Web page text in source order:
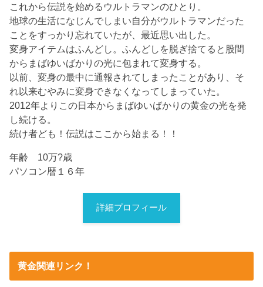
これから伝説を始めるウルトラマンのひとり。
地球の生活になじんでしまい自分がウルトラマンだった
ことをすっかり忘れていたが、最近思い出した。
変身アイテムはふんどし。ふんどしを脱ぎ捨てると股間
からまばゆいばかりの光に包まれて変身する。
以前、変身の最中に通報されてしまったことがあり、そ
れ以来むやみに変身できなくなってしまっていた。
2012年よりこの日本からまばゆいばかりの黄金の光を発
し続ける。
続け者ども！伝説はここから始まる！！
年齢 10万?歳
パソコン暦１６年
詳細プロフィール
黄金関連リンク！